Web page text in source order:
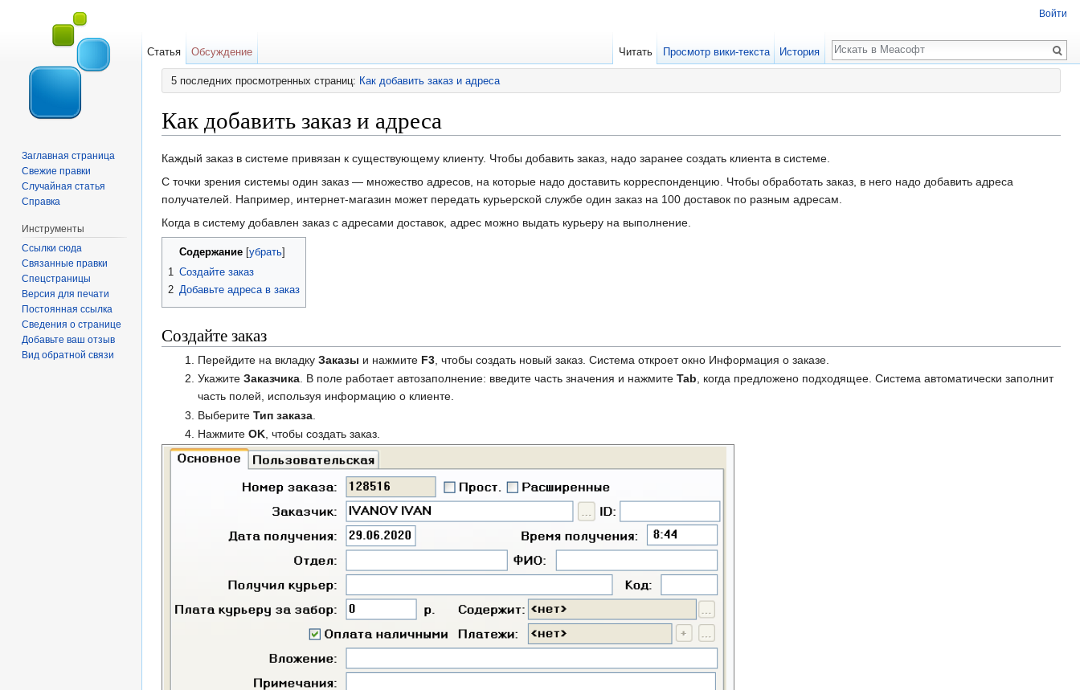
5 последних просмотренных страниц: Как добавить заказ и адреса
Как добавить заказ и адреса
Каждый заказ в системе привязан к существующему клиенту. Чтобы добавить заказ, надо заранее создать клиента в системе.
С точки зрения системы один заказ — множество адресов, на которые надо доставить корреспонденцию. Чтобы обработать заказ, в него надо добавить адреса
получателей. Например, интернет-магазин может передать курьерской службе один заказ на 100 доставок по разным адресам.
Когда в систему добавлен заказ с адресами доставок, адрес можно выдать курьеру на выполнение.
Содержание [убрать]
1
Создайте заказ
2 Добавьте адреса в заказ
Создайте заказ
Перейдите на вкладку Заказы и нажмите F3, чтобы создать новый заказ. Система откроет окно Информация о заказе.
Укажите Заказчика. В поле работает автозаполнение: введите часть значения и нажмите Tab, когда предложено подходящее. Система автоматически заполнит
часть полей, используя информацию о клиенте.
Выберите Тип заказа.
Нажмите OK, чтобы создать заказ.
Войти
Статья Обсуждение Читать Просмотр вики-текста История
Поиск
Заглавная страница
Свежие правки
Случайная статья
Справка
Инструменты
Ссылки сюда
Связанные правки
Спецстраницы
Версия для печати
Постоянная ссылка
Сведения о странице
Добавьте ваш отзыв
Вид обратной связи